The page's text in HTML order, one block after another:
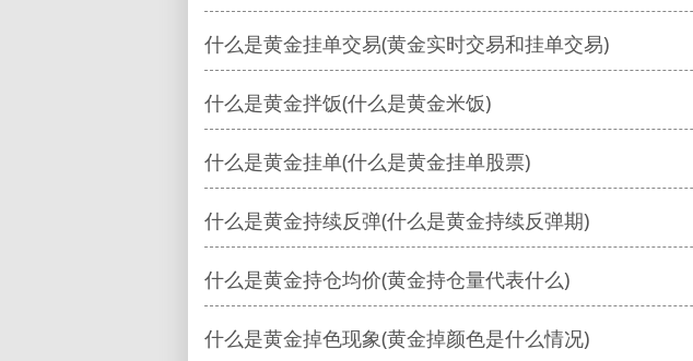
什么是黄金挂单交易(黄金实时交易和挂单交易)
什么是黄金拌饭(什么是黄金米饭)
什么是黄金挂单(什么是黄金挂单股票)
什么是黄金持续反弹(什么是黄金持续反弹期)
什么是黄金持仓均价(黄金持仓量代表什么)
什么是黄金掉色现象(黄金掉颜色是什么情况)